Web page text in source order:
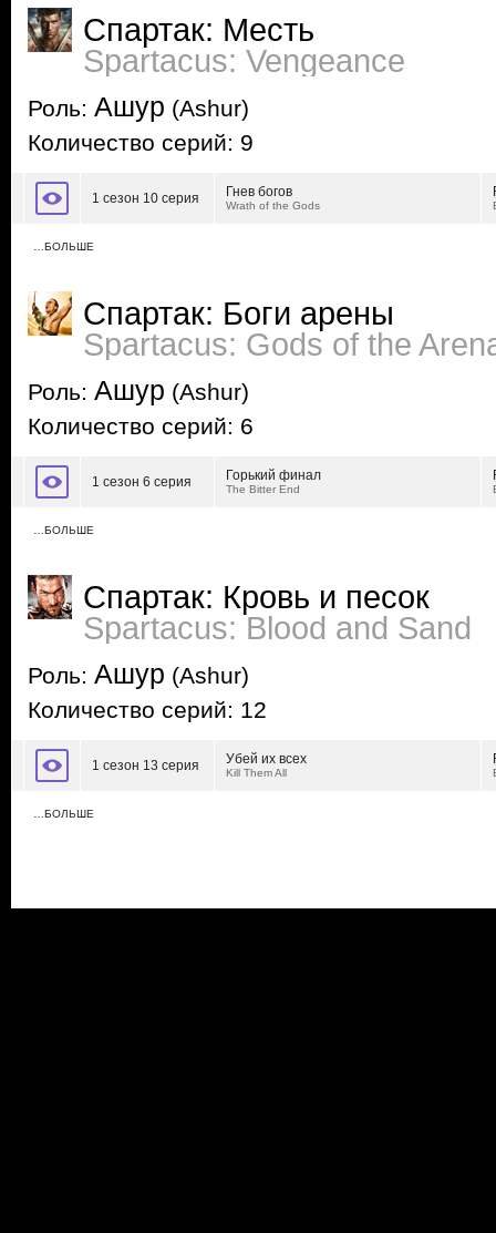
Спартак: Месть
Spartacus: Vengeance
Роль: Ашур (Ashur)
Количество серий: 9
1 сезон 10 серия Гнев богов
Wrath of the Gods
…БОЛЬШЕ
Спартак: Боги арены
Spartacus: Gods of the
Роль: Ашур (Ashur)
Количество серий: 6
1 сезон 6 серия Горький финал
The Bitter End
…БОЛЬШЕ
Спартак: Кровь и песок
Spartacus: Blood and Sand
Роль: Ашур (Ashur)
Количество серий: 12
1 сезон 13 серия Убей их всех
Kill Them All
…БОЛЬШЕ